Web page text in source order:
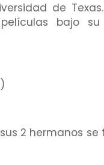
de
bajo su
2 hermanos